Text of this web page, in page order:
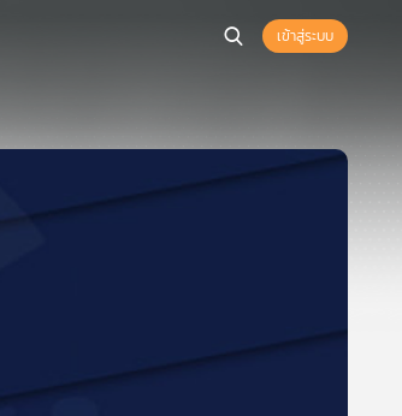
เข้าสู่ระบบ